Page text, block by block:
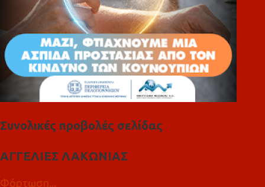
Συνολικές προβολές σελίδας
ΑΓΓΕΛΙΕΣ ΛΑΚΩΝΙΑΣ
Φόρτωση...